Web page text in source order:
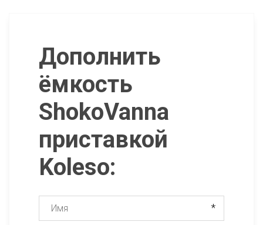
Дополнить
ёмкость
ShokoVanna
приставкой
Koleso:
*